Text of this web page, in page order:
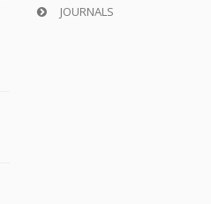
JOURNALS